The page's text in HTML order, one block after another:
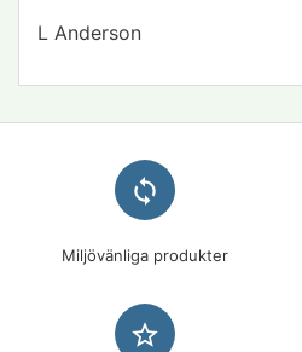
L Anderson
loop
Miljövänliga produkter
star_border